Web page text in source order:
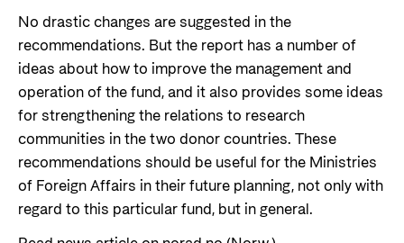
No drastic changes are suggested in the
recommendations. But the report has a number of
ideas about how to improve the management and
operation of the fund, and it also provides some ideas
for strengthening the relations to research
communities in the two donor countries. These
recommendations should be useful for the Ministries
of Foreign Affairs in their future planning, not only with
regard to this particular fund, but in general.